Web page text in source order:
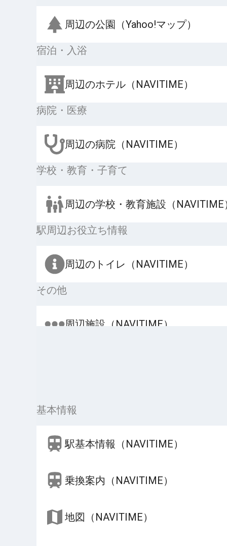
周辺の公園（Yahoo!マップ）
宿泊・入浴
周辺のホテル（NAVITIME）
病院・医療
周辺の病院（NAVITIME）
学校・教育・子育て
周辺の学校・教育施設（NAVITIME
駅周辺お役立ち情報
周辺のトイレ（NAVITIME）
その他
周辺施設（NAVITIME）
基本情報
駅基本情報（NAVITIME）
乗換案内（NAVITIME）
地図（NAVITIME）